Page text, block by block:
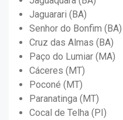
Jaguarari (BA)
Senhor do Bonfim (BA)
Cruz das Almas (BA)
Paço do Lumiar (MA)
Cáceres (MT)
Poconé (MT)
Paranatinga (MT)
Cocal de Telha (PI)